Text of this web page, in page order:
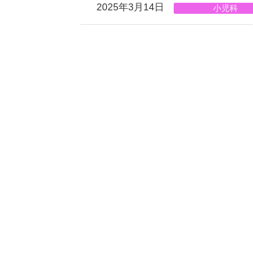
2025年3月14日 小児科